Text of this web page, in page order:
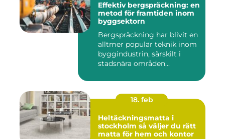
Effektiv bergspräckning: en
metod för framtiden inom
byggsektorn
Bergspräckning har blivit en
alltmer populär teknik inom
byggindustrin, särskilt i
stadsnära områden...
18. feb
Heltäckningsmatta i
stockholm så väljer du rätt
matta för hem och kontor